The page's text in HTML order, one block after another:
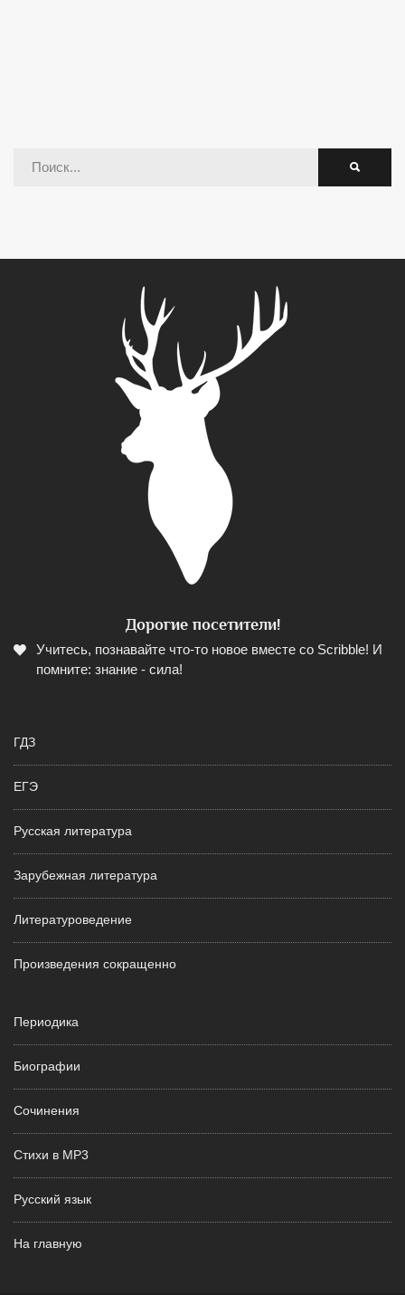
Дорогие посетители!
Учитесь, познавайте что-то новое вместе со Scribble! И
помните: знание - сила!
ГДЗ
ЕГЭ
Русская литература
Зарубежная литература
Литературоведение
Произведения сокращенно
Периодика
Биографии
Сочинения
Стихи в MP3
Русский язык
На главную